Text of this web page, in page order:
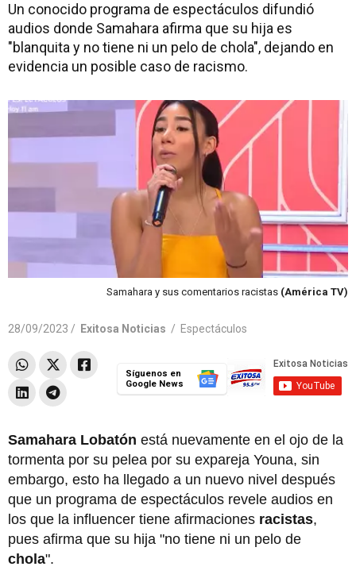
Un conocido programa de espectáculos difundió
audios donde Samahara afirma que su hija es
"blanquita y no tiene ni un pelo de chola", dejando en
evidencia un posible caso de racismo.
Samahara y sus comentarios racistas (América TV)
28/09/2023 / Exitosa Noticias / Espectáculos
Síguenos en
Google News
Samahara Lobatón está nuevamente en el ojo de la
tormenta por su pelea por su expareja Youna, sin
embargo, esto ha llegado a un nuevo nivel después
que un programa de espectáculos revele audios en
los que la influencer tiene afirmaciones racistas,
pues afirma que su hija "no tiene ni un pelo de
chola".